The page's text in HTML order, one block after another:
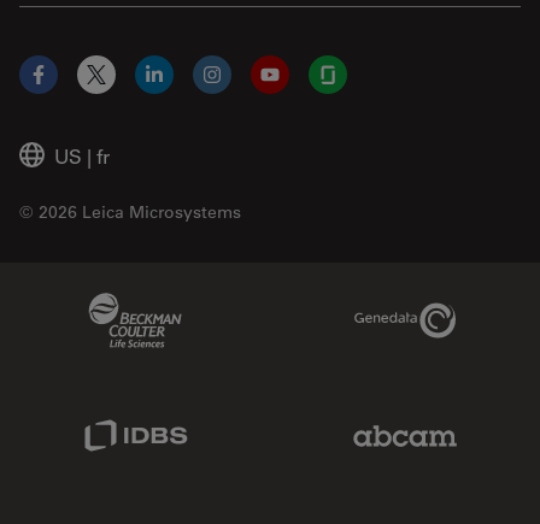
US | fr
© 2026 Leica Microsystems
Facebook
X LinkedInInstagramYouTubeGlassdoor
Genedata Link